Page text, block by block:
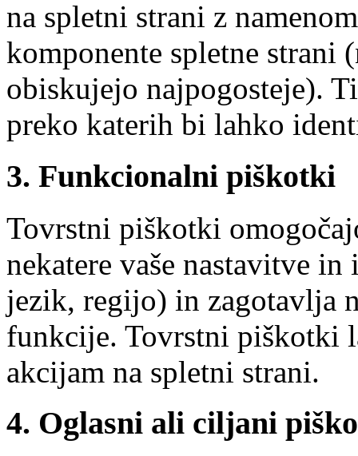
na spletni strani z
komponente spletne strani
obiskujejo najpogosteje).
preko katerih bi lahko
3. Funkcionalni piškotki
Tovrstni piškotki
nekatere vaše nastavitve
jezik, regijo) in zagotavlja
funkcije. Tovrstni piškotki
akcijam na spletni strani.
4. Oglasni ali ciljani